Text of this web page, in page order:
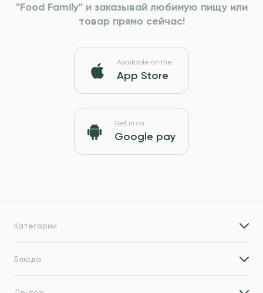
"Food Family" и заказывай любимую пищу или
товар прямо сейчас!
Available on the
App Store
Get in on
Google pay
Категории
Блюда